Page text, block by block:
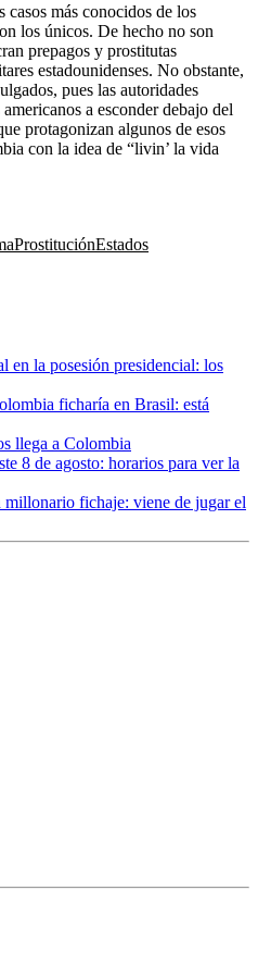
casos más conocidos de los
los únicos. De hecho no son
prepagos y prostitutas
estadounidenses. No obstante,
pues las autoridades
a esconder debajo del
protagonizan algunos de esos
con la idea de “livin’ la vida
ProstituciónEstados
en la posesión presidencial: los
ficharía en Brasil: está
llega a Colombia
8 de agosto: horarios para ver la
millonario fichaje: viene de jugar el